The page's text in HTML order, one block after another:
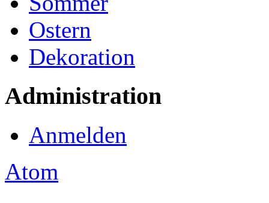
Ostern
Dekoration
Administration
Anmelden
Atom